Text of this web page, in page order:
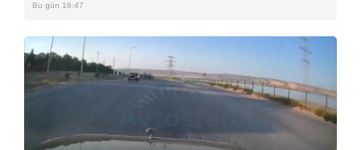
Bu gün 16:47